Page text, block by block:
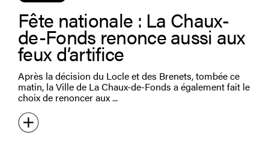
Fête nationale : La Chaux-
de-Fonds renonce aussi aux
feux d’artifice
Après la décision du Locle et des Brenets, tombée ce
matin, la Ville de La Chaux-de-Fonds a également fait le
choix de renoncer aux